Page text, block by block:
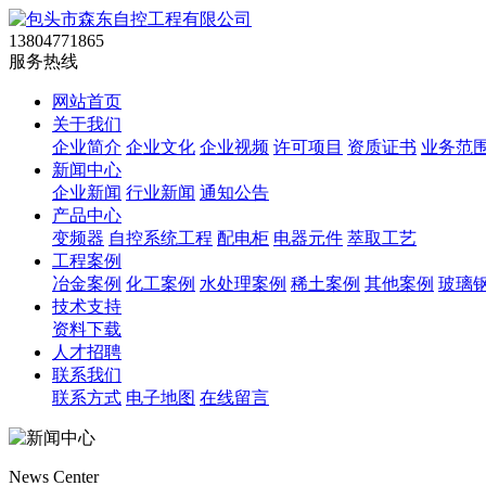
13804771865
服务热线
网站首页
关于我们
企业简介 企业文化 企业视频 许可项目 资质证书 业务范围
新闻中心
企业新闻 行业新闻 通知公告
产品中心
变频器 自控系统工程 配电柜 电器元件 萃取工艺
工程案例
冶金案例 化工案例 水处理案例 稀土案例 其他案例 玻璃
技术支持
资料下载
人才招聘
联系我们
联系方式 电子地图 在线留言
News Center